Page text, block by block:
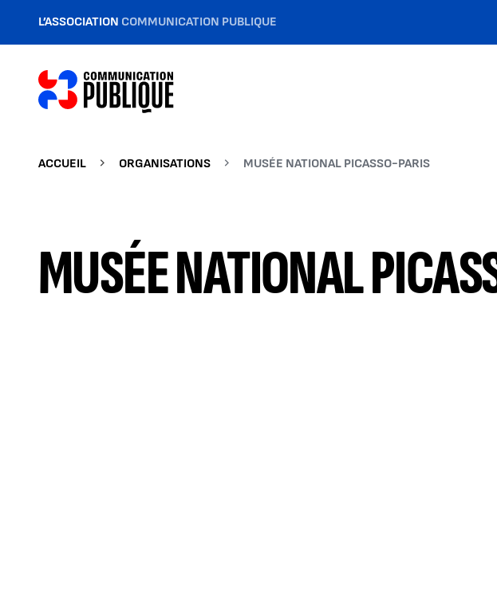
L’ASSOCIATION COMMUNICATION PUBLIQUE
ACCUEIL ORGANISATIONS MUSÉE NATIONAL PICASSO-PARIS
MUSÉE NATIONAL